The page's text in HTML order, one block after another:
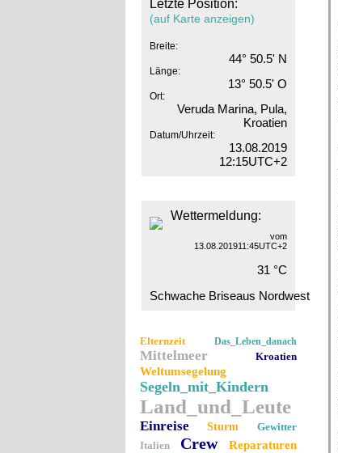
Letzte Position:
(auf Karte anzeigen)
Breite:
44° 50.5' N
Länge:
13° 50.5' O
Ort:
Veruda Marina, Pula,
Kroatien
Datum/Uhrzeit:
13.08.2019
12:15UTC+2
Wettermeldung:
vom
13.08.201911:45UTC+2
31 °C
Schwache Briseaus Nordwest
Elternzeit Das_Leben_danach
Mittelmeer Kroatien
Weltumsegelung
Segeln_mit_Kindern
Land_und_Leute
Einreise Sturm
Gewitter
Italien
Crew
Reparaturen